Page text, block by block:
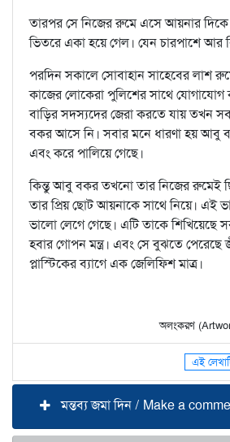
তারপর সে নিজের রুমে এসে আয়নার দিকে
ভিতরে একা হয়ে গেল। যেন চারপাশে আর
পরদিন সকালে সোবাহান সাহেবের লাশ
কাজের লোকেরা পুলিশের সাথে
বাড়ির সদস্যদের জেরা করতে যায় তখন
বকর আসে নি। সবার মনে ধারণা হয় আবু
এবং করে পালিয়ে গেছে।
কিন্তু আবু বকর তখনো তার নিজের রুমেই
তার প্রিয় ছোট আয়নাকে সাথে নিয়ে। এই
ভালো লেগে গেছে। এটি তাকে শিখিয়েছে
হবার গোপন মন্ত্র। এবং সে বুঝতে পেরেছে
প্লাস্টিকের ব্যাগে এক জেলিফিশ মাত্র।
অলংকরণ
এই
মন্তব্য জমা দিন / Make a